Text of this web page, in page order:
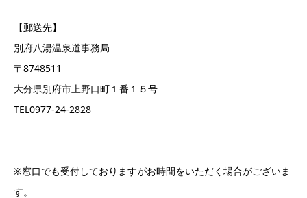
【郵送先】
別府八湯温泉道事務局
〒8748511
大分県別府市上野口町１番１５号
TEL0977-24-2828
※窓口でも受付しておりますがお時間をいただく場合がございま
す。